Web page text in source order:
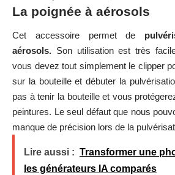
La poignée à aérosols
Cet accessoire permet de
aérosols. Son utilisation est très
vous devez tout simplement le clipper
sur la bouteille et débuter la
pas à tenir la bouteille et vous
peintures. Le seul défaut que nous
manque de précision lors de la
Lire aussi : Transformer une
les générateurs IA comparés